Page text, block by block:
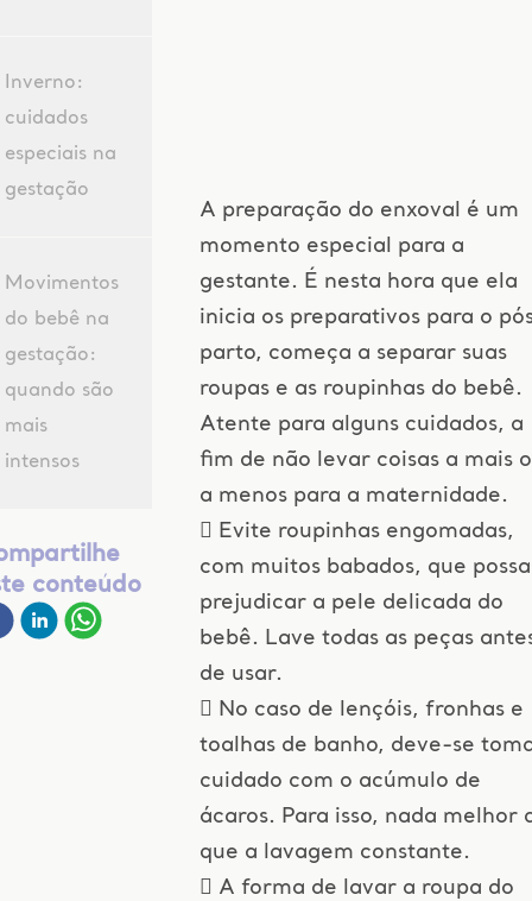
Inverno:
cuidados
especiais na
gestação
Movimentos
do bebê na
gestação:
quando são
mais
intensos
conteúdo
A preparação do enxoval é um
momento especial para a
gestante. É nesta hora que ela
inicia os preparativos para o
parto, começa a separar suas
roupas e as roupinhas do bebê.
Atente para alguns cuidados, a
fim de não levar coisas a mais
a menos para a maternidade.
 Evite roupinhas engomadas,
com muitos babados, que
prejudicar a pele delicada do
bebê. Lave todas as peças
de usar.
 No caso de lençóis, fronhas e
toalhas de banho, deve-se
cuidado com o acúmulo de
ácaros. Para isso, nada melhor
que a lavagem constante.
 A forma de lavar a roupa do